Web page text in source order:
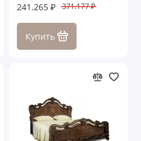
241.265 ₽ 371.177 ₽
Купить